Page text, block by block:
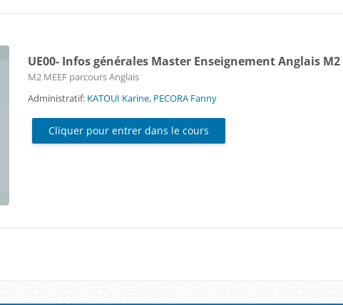
UE00- Infos générales Master Enseignement Anglais M2
Catégorie de cours
M2 MEEF parcours Anglais
Administratif: KATOUI Karine, PECORA Fanny
Cliquer pour entrer dans le cours